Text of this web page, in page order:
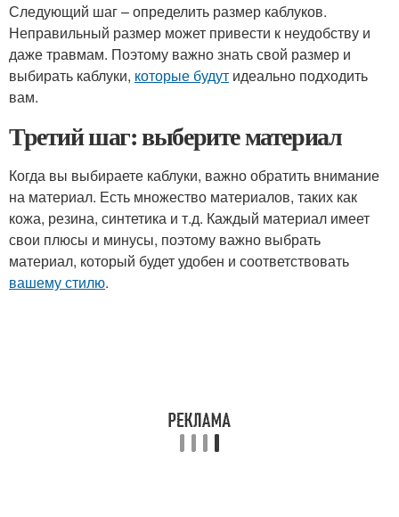
Следующий шаг – определить размер каблуков.
Неправильный размер может привести к неудобству и
даже травмам. Поэтому важно знать свой размер и
выбирать каблуки, которые будут идеально подходить
вам.
Третий шаг: выберите материал
Когда вы выбираете каблуки, важно обратить внимание
на материал. Есть множество материалов, таких как
кожа, резина, синтетика и т.д. Каждый материал имеет
свои плюсы и минусы, поэтому важно выбрать
материал, который будет удобен и соответствовать
вашему стилю.